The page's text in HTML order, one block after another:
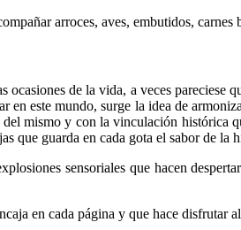
arroces, aves, embutidos,
ocasiones de la vida, a veces
en este mundo, surge la idea de
mismo y con la vinculación histórica
que guarda en cada gota el sabor de la
sensoriales que hacen
en cada página y que hace disfrutar